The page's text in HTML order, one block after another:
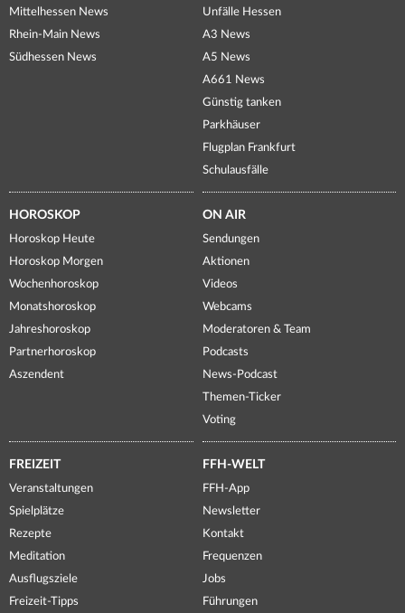
Mittelhessen News
Rhein-Main News
Südhessen News
Unfälle Hessen
A3 News
A5 News
A661 News
Günstig tanken
Parkhäuser
Flugplan Frankfurt
Schulausfälle
HOROSKOP
Horoskop Heute
Horoskop Morgen
Wochenhoroskop
Monatshoroskop
Jahreshoroskop
Partnerhoroskop
Aszendent
ON AIR
Sendungen
Aktionen
Videos
Webcams
Moderatoren & Team
Podcasts
News-Podcast
Themen-Ticker
Voting
FREIZEIT
Veranstaltungen
Spielplätze
Rezepte
Meditation
Ausflugsziele
Freizeit-Tipps
FFH-WELT
FFH-App
Newsletter
Kontakt
Frequenzen
Jobs
Führungen